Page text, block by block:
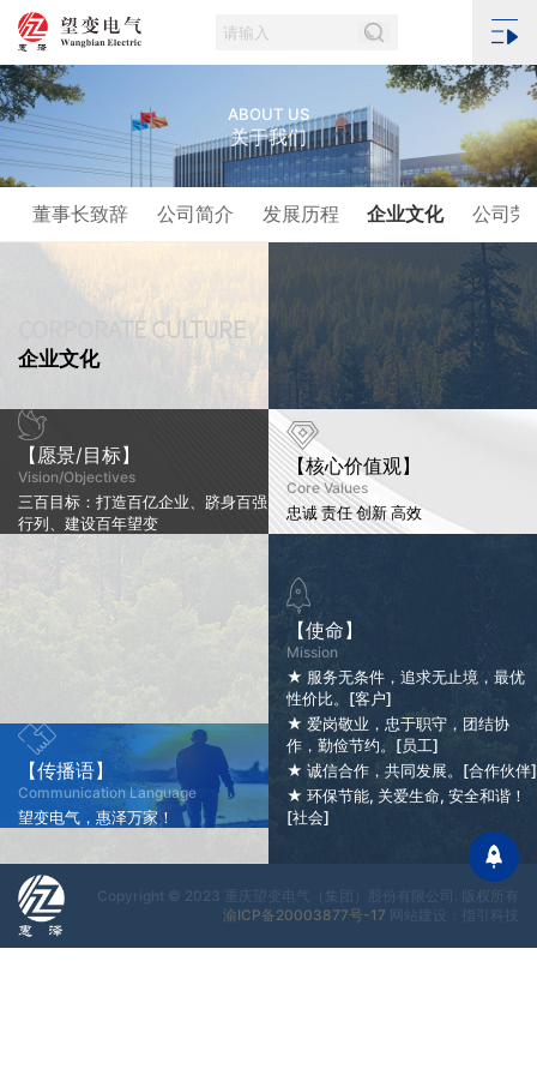
ABOUT US
关于我们
董事长致辞 公司简介 发展历程 企业文化 公司荣
CORPORATE CULTURE
企业文化
【愿景/目标】
Vision/Objectives
三百目标：打造百亿企业、跻身百强
行列、建设百年望变
【核心价值观】
Core Values
忠诚 责任 创新 高效
【传播语】
Communication Language
望变电气，惠泽万家！
【使命】
Mission
★ 服务无条件，追求无止境，最优
性价比。[客户]
★ 爱岗敬业，忠于职守，团结协
作，勤俭节约。[员工]
★ 诚信合作，共同发展。[合作伙伴]
★ 环保节能, 关爱生命, 安全和谐！
[社会]
Copyright © 2023 重庆望变电气（集团）股份有限公司. 版权所有
渝ICP备20003877号-17 网站建设：指引科技